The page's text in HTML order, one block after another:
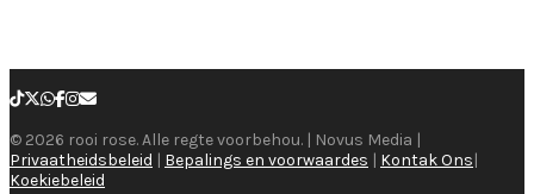
© 2026 rooi rose. Alle regte voorbehou. | Novus Media |
Privaatheidsbeleid
Bepalings en voorwaardes Kontak Ons
Koekiebeleid